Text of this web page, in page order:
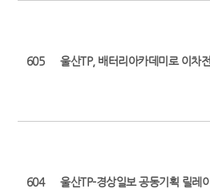
605 울산TP, 배터리아카데미로 이차
604 울산TP-경상일보 공동기획 릴